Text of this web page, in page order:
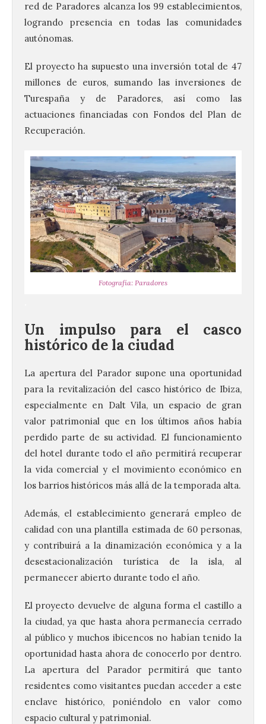
red de Paradores alcanza los 99 establecimientos,
logrando presencia en todas las comunidades
autónomas.
El proyecto ha supuesto una inversión total de 47
millones de euros, sumando las inversiones de
Turespaña y de Paradores, así como las
actuaciones financiadas con Fondos del Plan de
Recuperación.
Fotografía: Paradores
Un impulso para el casco
histórico de la ciudad
La apertura del Parador supone una oportunidad
para la revitalización del casco histórico de Ibiza,
especialmente en Dalt Vila, un espacio de gran
valor patrimonial que en los últimos años había
perdido parte de su actividad. El funcionamiento
del hotel durante todo el año permitirá recuperar
la vida comercial y el movimiento económico en
los barrios históricos más allá de la temporada alta.
Además, el establecimiento generará empleo de
calidad con una plantilla estimada de 60 personas,
y contribuirá a la dinamización económica y a la
desestacionalización turística de la isla, al
permanecer abierto durante todo el año.
El proyecto devuelve de alguna forma el castillo a
la ciudad, ya que hasta ahora permanecía cerrado
al público y muchos ibicencos no habían tenido la
oportunidad hasta ahora de conocerlo por dentro.
La apertura del Parador permitirá que tanto
residentes como visitantes puedan acceder a este
enclave histórico, poniéndolo en valor como
espacio cultural y patrimonial.